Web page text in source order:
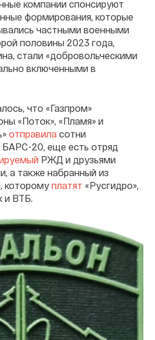
компании спонсируют
формирования, которые
частными военными
половины 2023 года,
стали «добровольческими
включенными в
что «Газпром»
«Поток», «Пламя» и
отправила сотни
БАРС-20, еще есть отряд
РЖД и друзьями
а также набранный из
которому платят «Русгидро»,
и ВТБ.